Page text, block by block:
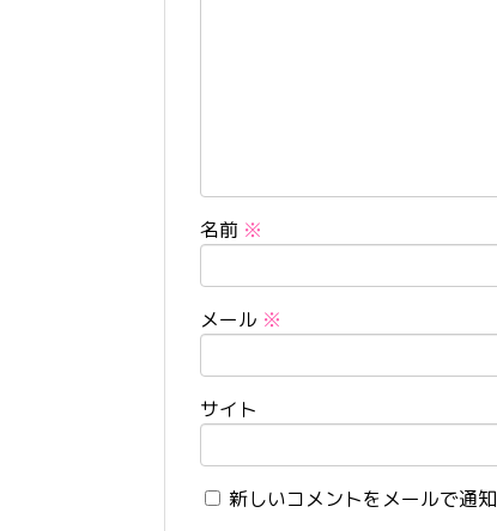
名前 ※
メール ※
サイト
新しいコメントをメールで通知